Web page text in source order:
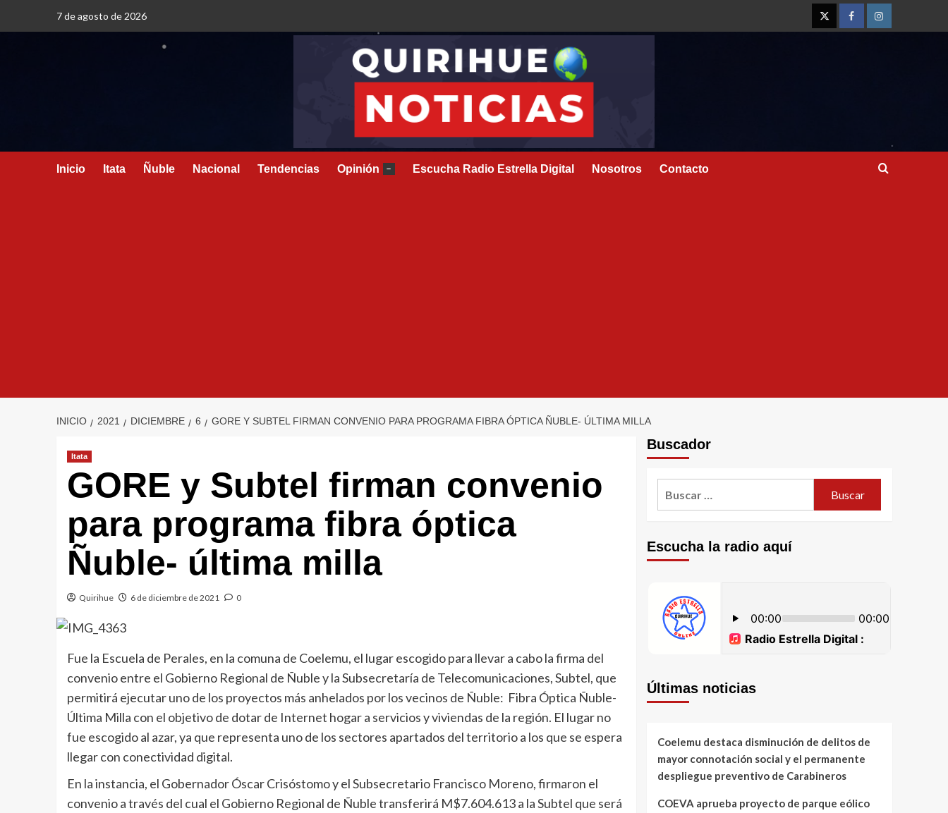
7 de agosto de 2026
Inicio Itata Ñuble Nacional Tendencias Opinión – Escucha Radio Estrella Digital Nosotros Contacto
INICIO 2021 DICIEMBRE 6 GORE Y SUBTEL FIRMAN CONVENIO PARA PROGRAMA FIBRA ÓPTICA ÑUBLE- ÚLTIMA MILLA
Itata
GORE y Subtel firman convenio
para programa fibra óptica
Ñuble- última milla
Quirihue 6 de diciembre de 2021 0
Fue la Escuela de Perales, en la comuna de Coelemu, el lugar escogido para llevar a cabo la firma del
convenio entre el Gobierno Regional de Ñuble y la Subsecretaría de Telecomunicaciones, Subtel, que
permitirá ejecutar uno de los proyectos más anhelados por los vecinos de Ñuble: Fibra Óptica Ñuble-
Última Milla con el objetivo de dotar de Internet hogar a servicios y viviendas de la región. El lugar no
fue escogido al azar, ya que representa uno de los sectores apartados del territorio a los que se espera
llegar con conectividad digital.
En la instancia, el Gobernador Óscar Crisóstomo y el Subsecretario Francisco Moreno, firmaron el
convenio a través del cual el Gobierno Regional de Ñuble transferirá M$7.604.613 a la Subtel que será
Buscador
Escucha la radio aquí
Últimas noticias
Coelemu destaca disminución de delitos de
mayor connotación social y el permanente
despliegue preventivo de Carabineros
COEVA aprueba proyecto de parque eólico